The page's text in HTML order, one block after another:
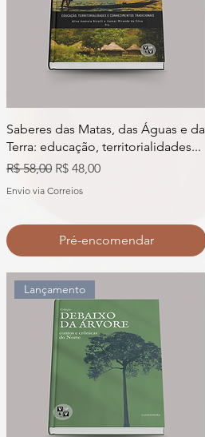
Saberes das Matas, das Águas e da
Terra: educação, territorialidades...
Preço normal
R$ 58,00 Preço promocional
R$ 48,00
Envio via Correios
Pré-encomendar
Lançamento